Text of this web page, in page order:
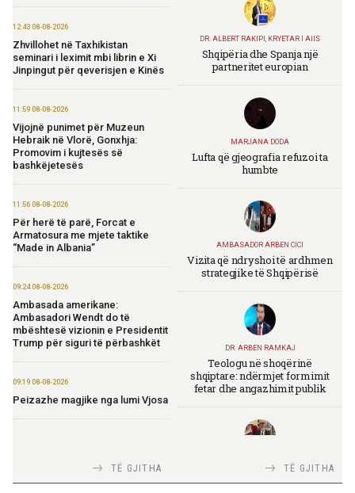
12:43 08-08-2026
Zhvillohet në Taxhikistan
seminari i leximit mbi librin e Xi
Jinpingut për qeverisjen e Kinës
11:59 08-08-2026
Vijojnë punimet për Muzeun
Hebraik në Vlorë, Gonxhja:
Promovim i kujtesës së
bashkëjetesës
11:56 08-08-2026
Për herë të parë, Forcat e
Armatosura me mjete taktike
“Made in Albania”
09:24 08-08-2026
Ambasada amerikane:
Ambasadori Wendt do të
mbështesë vizionin e Presidentit
Trump për siguri të përbashkët
09:19 08-08-2026
Peizazhe magjike nga lumi Vjosa
ndërhyrjet në Mallakastër dhe
Klos për izolimin e zjarreve
TË GJITHA
DR. ALBERT RAKIPI, KRYETAR I AIIS
Shqipëria dhe Spanja një
partneritet europian
MARJANA DODA
Lufta që gjeografia refuzoi ta
humbte
AMBASADOR ARBEN CICI
Vizita që ndryshoi të ardhmen
strategjike të Shqipërisë
DR. ARBEN RAMKAJ
Teologu në shoqërinë
shqiptare: ndërmjet formimit
fetar dhe angazhimit publik
TIRANA DIPLOMATTË GJITHA